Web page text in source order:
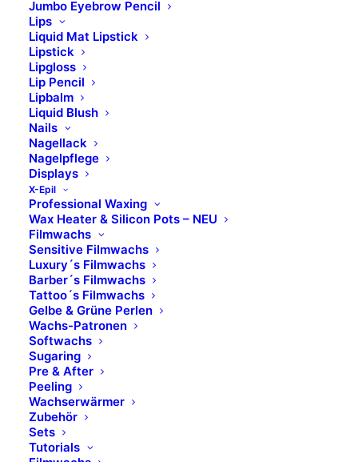
Jumbo Eyebrow Pencil
Lips
Liquid Mat Lipstick
Lipstick
Lipgloss
Lip Pencil
Lipbalm
Liquid Blush
Nails
Nagellack
Nagelpflege
Displays
X-Epil
Professional Waxing
Wax Heater & Silicon Pots – NEU
Filmwachs
Sensitive Filmwachs
Luxury´s Filmwachs
Barber´s Filmwachs
Tattoo´s Filmwachs
Gelbe & Grüne Perlen
Wachs-Patronen
Softwachs
Sugaring
Pre & After
Peeling
Wachserwärmer
Zubehör
Sets
Tutorials
BILDER UND KONTAKTE
Standort
B Brilliant Lifestyle GmbH
Zum Panrepel 17a
28307 Bremen
Kontakt
Telefon: 0421 – 845 121 80
Fax: 0421 – 845 121 89
Mail:info@b-brilliant.de
Öffnungszeiten